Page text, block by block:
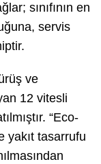
sınıfının en
servis
ve
12 vitesli
“Eco-
yakıt tasarrufu